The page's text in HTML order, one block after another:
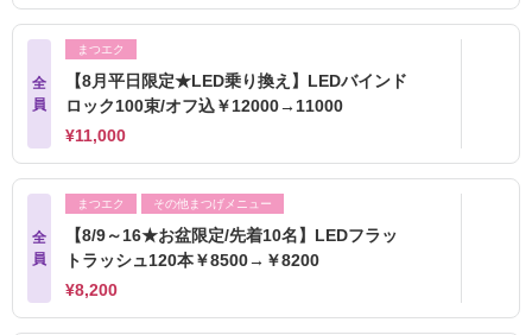
全
員
まつエク
【8月平日限定★LED乗り換え】LEDバインド
ロック100束/オフ込￥12000→11000
¥11,000
全
員
まつエク その他まつげメニュー
【8/9～16★お盆限定/先着10名】LEDフラッ
トラッシュ120本￥8500→￥8200
¥8,200